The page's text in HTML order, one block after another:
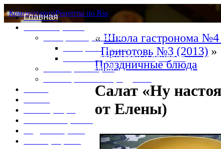
Главная
Специи и пряности
Специи и диета
Каталог пряностей и приправ
Таблица калорий
КомментарииРецепты по Rss
«Школа гастронома №4
Приготовь №3 (2013) »
Праздничные блюда
Салат «Ну
от Елены)